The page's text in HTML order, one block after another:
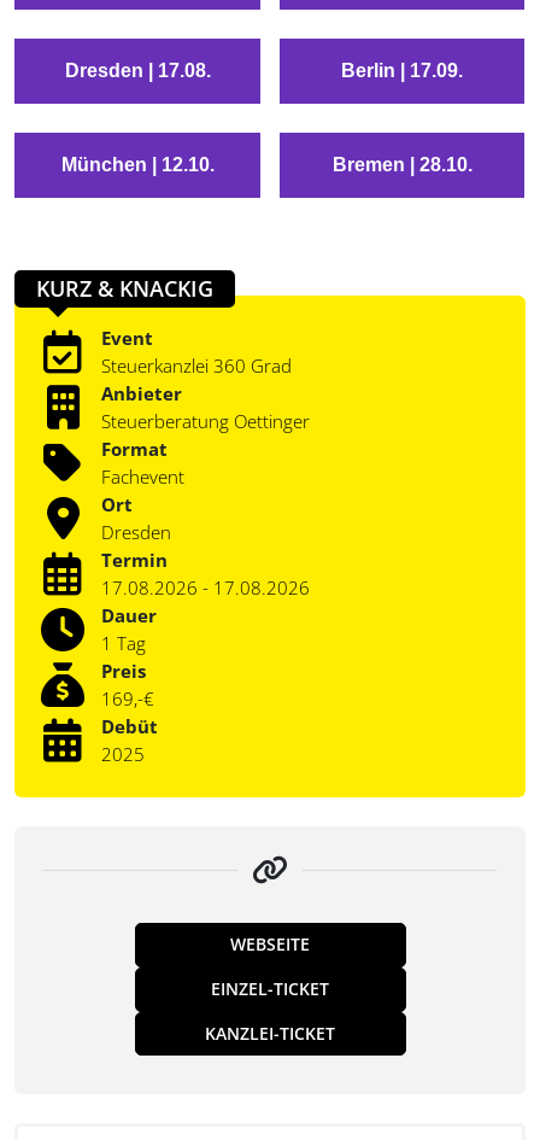
Dresden | 17.08. Berlin | 17.09.
München | 12.10. Bremen | 28.10.
KURZ & KNACKIG
Event
Steuerkanzlei 360 Grad
Anbieter
Steuerberatung Oettinger
Format
Fachevent
Ort
Dresden
Termin
17.08.2026 - 17.08.2026
Dauer
1 Tag
Preis
169,-€
Debüt
2025
WEBSEITE
EINZEL-TICKET
KANZLEI-TICKET